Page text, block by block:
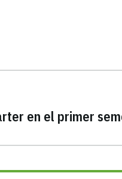
en el primer